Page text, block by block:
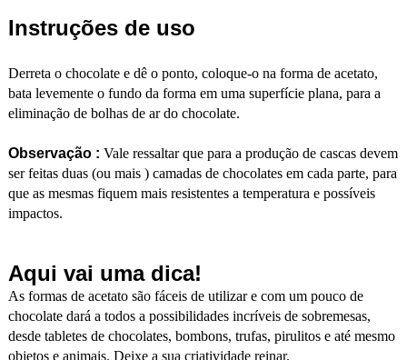
Instruções de uso
Derreta o chocolate e dê o ponto, coloque-o na forma de acetato,
bata levemente o fundo da forma em uma superfície plana, para a
eliminação de bolhas de ar do chocolate.
Observação : Vale ressaltar que para a produção de cascas devem
ser feitas duas (ou mais ) camadas de chocolates em cada parte, para
que as mesmas fiquem mais resistentes a temperatura e possíveis
impactos.
Aqui vai uma dica!
As formas de acetato são fáceis de utilizar e com um pouco de
chocolate dará a todos a possibilidades incríveis de sobremesas,
desde tabletes de chocolates, bombons, trufas, pirulitos e até mesmo
objetos e animais. Deixe a sua criatividade reinar.